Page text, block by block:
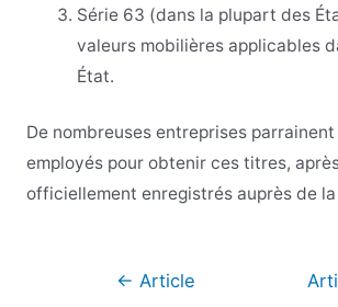
Série 63 (dans la plupart des
valeurs mobilières applicables
État.
De nombreuses entreprises
employés pour obtenir ces titres,
officiellement enregistrés auprès de la
Navigation
← Article